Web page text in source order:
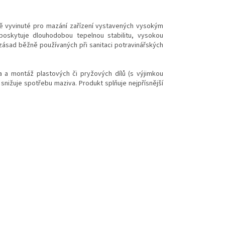
vyvinuté pro mazání zařízení vystavených vysokým
dlouhodobou tepelnou stabilitu, vysokou
běžně používaných při sanitaci potravinářských
montáž plastových či pryžových dílů (s výjimkou
spotřebu maziva. Produkt splňuje nejpřísnější